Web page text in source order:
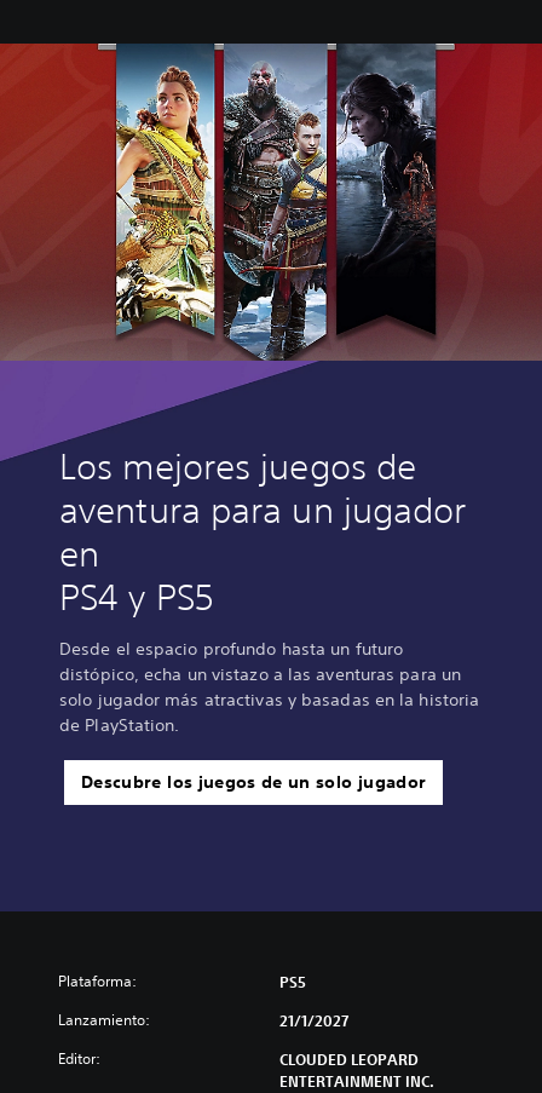
Los mejores juegos de
aventura para un jugador
en
PS4 y PS5
Desde el espacio profundo hasta un futuro
distópico, echa un vistazo a las aventuras para un
solo jugador más atractivas y basadas en la historia
de PlayStation.
Descubre los juegos de un solo jugador
Plataforma: PS5
Lanzamiento: 21/1/2027
Editor:
CLOUDED LEOPARD
ENTERTAINMENT INC.